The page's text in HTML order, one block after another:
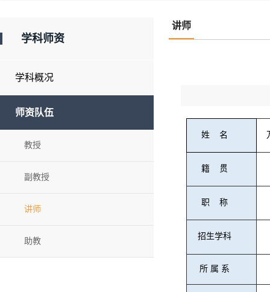
学科师资
学科概况
师资队伍
教授
副教授
讲师
助教
讲师
姓 名
籍 贯
职 称
招生学科
所 属 系